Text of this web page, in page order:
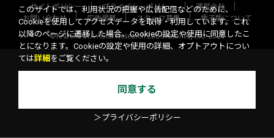
サイトポリシー プライバシーポリシー
運営会社
お問い合わせ
広告掲載 スタッフ募集
電子版について
©KADOKAWA ASCII Research Laboratories, Inc. 2026
このサイトでは、利用状況の把握や広告配信などのために、
Cookieを使用してアクセスデータを取得・利用しています。これ
以降のページに遷移した場合、Cookieの設定や使用に同意したこ
とになります。Cookieの設定や使用の詳細、オプトアウトについ
ては詳細 をご覧ください。
同意する
＞プライバシーポリシー